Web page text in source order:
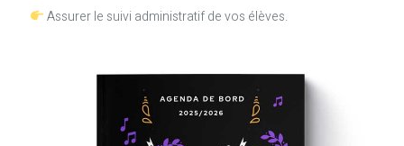
Assurer le suivi administratif de vos élèves.